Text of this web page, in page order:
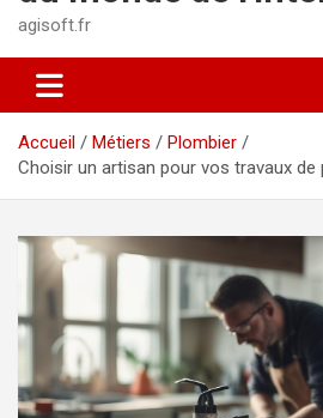
agisoft.fr
Accueil Métiers
Plombier
Choisir un artisan pour vos travaux de